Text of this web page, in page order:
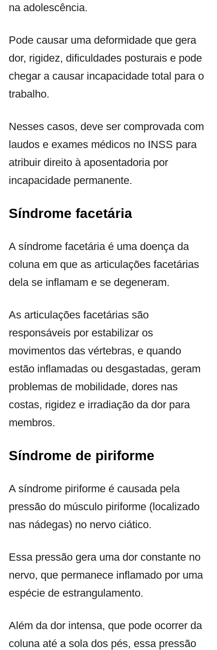
na adolescência.
Pode causar uma deformidade que gera
dor, rigidez, dificuldades posturais e pode
chegar a causar incapacidade total para o
trabalho.
Nesses casos, deve ser comprovada com
laudos e exames médicos no INSS para
atribuir direito à aposentadoria por
incapacidade permanente.
Síndrome facetária
A síndrome facetária é uma doença da
coluna em que as articulações facetárias
dela se inflamam e se degeneram.
As articulações facetárias são
responsáveis por estabilizar os
movimentos das vértebras, e quando
estão inflamadas ou desgastadas, geram
problemas de mobilidade, dores nas
costas, rigidez e irradiação da dor para
membros.
Síndrome de piriforme
A síndrome piriforme é causada pela
pressão do músculo piriforme (localizado
nas nádegas) no nervo ciático.
Essa pressão gera uma dor constante no
nervo, que permanece inflamado por uma
espécie de estrangulamento.
Além da dor intensa, que pode ocorrer da
coluna até a sola dos pés, essa pressão